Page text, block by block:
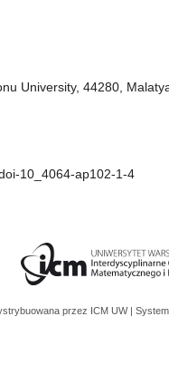
University, 44280,
10_4064-ap102-1-4
przez ICM UW |